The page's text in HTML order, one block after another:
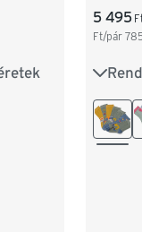
39-42
5 495
Ft/pár
23-26